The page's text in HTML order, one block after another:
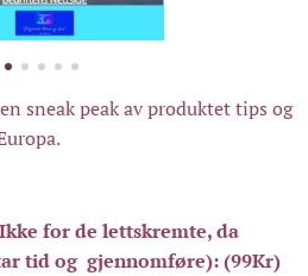
sneak peak av produktet tips og
for de lettskremte, da
tid og gjennomføre):(99Kr)